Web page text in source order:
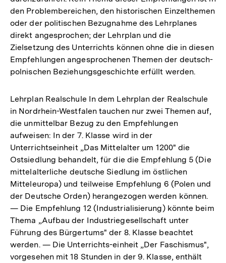
den Problembereichen, den historischen Einzelthemen
oder der politischen Bezugnahme des Lehrplanes
direkt angesprochen; der Lehrplan und die
Zielsetzung des Unterrichts können ohne die in diesen
Empfehlungen angesprochenen Themen der deutsch-
polnischen Beziehungsgeschichte erfüllt werden.
Lehrplan Realschule In dem Lehrplan der Realschule
in Nordrhein-Westfalen tauchen nur zwei Themen auf,
die unmittelbar Bezug zu den Empfehlungen
aufweisen: In der 7. Klasse wird in der
Unterrichtseinheit „Das Mittelalter um 1200" die
Ostsiedlung behandelt, für die die Empfehlung 5 (Die
mittelalterliche deutsche Siedlung im östlichen
Mitteleuropa) und teilweise Empfehlung 6 (Polen und
der Deutsche Orden) herangezogen werden können.
— Die Empfehlung 12 (Industrialisierung) könnte beim
Thema „Aufbau der Industriegesellschaft unter
Führung des Bürgertums" der 8. Klasse beachtet
werden. — Die Unterrichts-einheit „Der Faschismus",
vorgesehen mit 18 Stunden in der 9. Klasse, enthält